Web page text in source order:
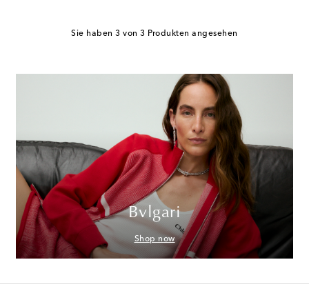
Sie haben 3 von 3 Produkten angesehen
Bvlgari
Shop now